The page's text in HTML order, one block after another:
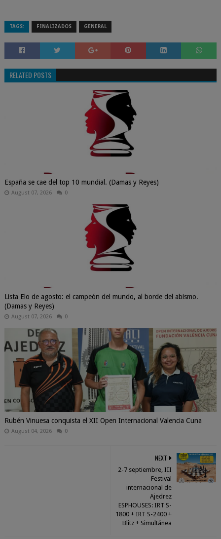
TAGS: FINALIZADOS GENERAL
RELATED POSTS
España se cae del top 10 mundial. (Damas y Reyes)
August 07, 2026 0
Lista Elo de agosto: el campeón del mundo, al borde del abismo.
(Damas y Reyes)
August 07, 2026 0
Rubén Vinuesa conquista el XII Open Internacional Valencia Cuna
August 04, 2026 0
NEXT
2-7 septiembre, III
Festival
internacional de
Ajedrez
ESPHOUSES: IRT S-
1800 + IRT S-2400 +
Blitz + Simultánea